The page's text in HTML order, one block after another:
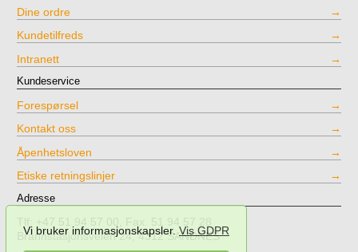
Vi bruker informasjonskapsler.Vis GDPR
Dine ordre
Kundetilfreds
Intranett
Kundeservice
Forespørsel
Kontakt oss
Åpenhetsloven
Etiske retningslinjer
Adresse
Tlf: +47 51 94 57 00, Fax. 51 94 57 28
Brannstasjonsveien 24, 4312 SANDNES